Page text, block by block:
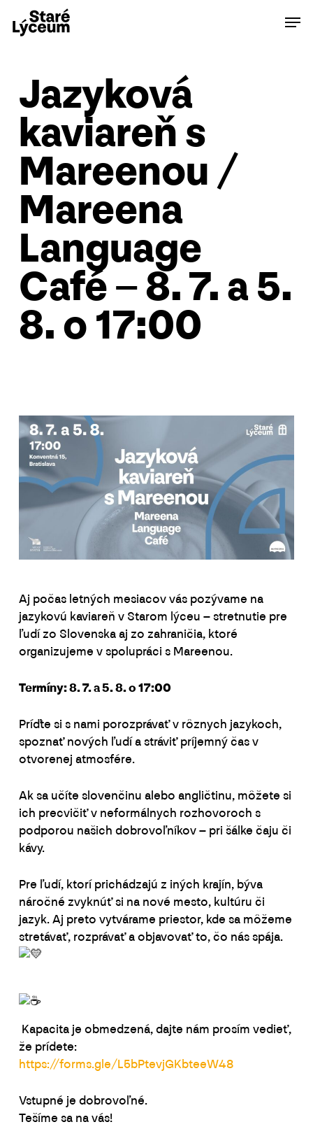
Jazyková
kaviareň s
Mareenou /
Mareena
Language
Café – 8. 7. a 5.
8. o 17:00
Aj počas letných mesiacov vás pozývame na
jazykovú kaviareň v Starom lýceu – stretnutie pre
ľudí zo Slovenska aj zo zahraničia, ktoré
organizujeme v spolupráci s Mareenou.
Termíny: 8. 7. a 5. 8. o 17:00
Príďte si s nami porozprávať v rôznych jazykoch,
spoznať nových ľudí a stráviť príjemný čas v
otvorenej atmosfére.
Ak sa učíte slovenčinu alebo angličtinu, môžete si
ich precvičiť v neformálnych rozhovoroch s
podporou našich dobrovoľníkov – pri šálke čaju či
kávy.
Pre ľudí, ktorí prichádzajú z iných krajín, býva
náročné zvyknúť si na nové mesto, kultúru či
jazyk. Aj preto vytvárame priestor, kde sa môžeme
stretávať, rozprávať a objavovať to, čo nás spája.
Kapacita je obmedzená, dajte nám prosím vedieť,
že prídete:
https://forms.gle/L5bPtevjGKbteeW48
Vstupné je dobrovoľné.
Tešíme sa na vás!